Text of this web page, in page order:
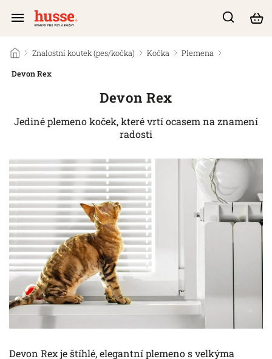
/ Znalostní koutek (pes/kočka) / Kočka / Plemena /
Devon Rex
Devon Rex
Jediné plemeno koček, které vrtí ocasem na znamení
radosti
Devon Rex je štíhlé, elegantní plemeno s velkýma